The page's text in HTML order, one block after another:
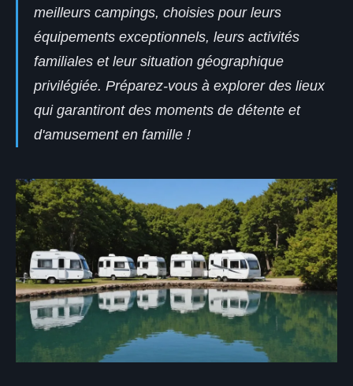
meilleurs campings, choisies pour leurs
équipements exceptionnels, leurs activités
familiales et leur situation géographique
privilégiée. Préparez-vous à explorer des lieux
qui garantiront des moments de détente et
d'amusement en famille !